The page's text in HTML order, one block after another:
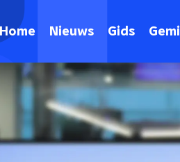
Home Nieuws Gids